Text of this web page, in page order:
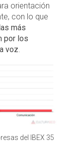
orientación
con lo que
más
por los
voz
del IBEX 35